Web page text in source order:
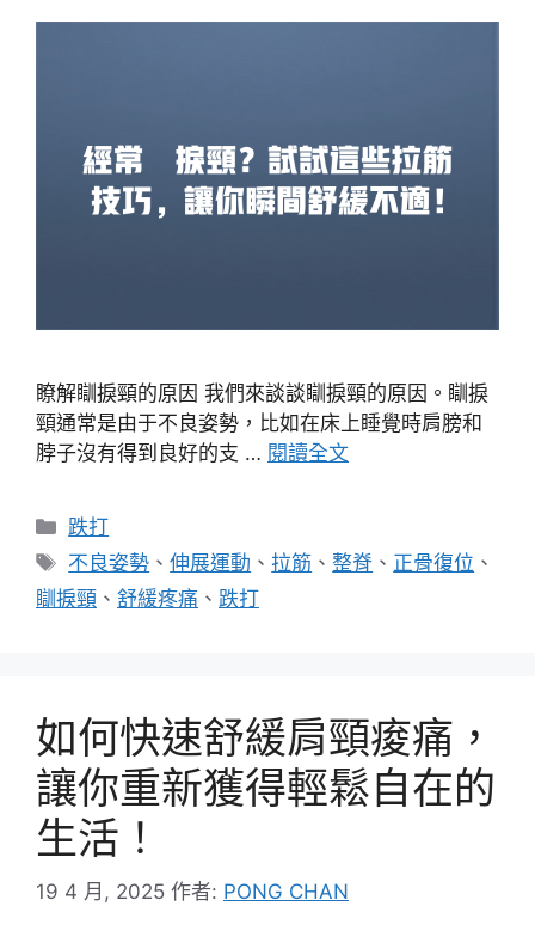
瞭解瞓捩頸的原因 我們來談談瞓捩頸的原因。瞓捩
頸通常是由于不良姿勢，比如在床上睡覺時肩膀和
脖子沒有得到良好的支 … 閱讀全文
分
類
跌打
標
籤
不良姿勢 、伸展運動 、 拉筋 、整脊 、 正骨復位 、
瞓捩頸 、 舒緩疼痛 、 跌打
如何快速舒緩肩頸痠痛，
讓你重新獲得輕鬆自在的
生活！
19 4 月, 2025 作者: PONG CHAN